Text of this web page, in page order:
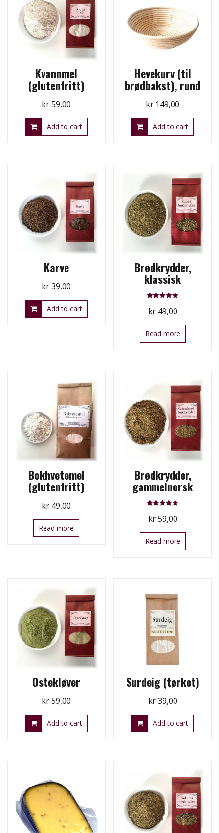
Kvannmel
(glutenfritt)
kr59,00
Add to cart
Hevekurv (til
brødbakst), rund
kr 149,00
Add to cart
Karve
kr39,00
Add to cart
Brødkrydder,
klassisk
5.00
out of 5
kr49,00
Read more
Bokhvetemel
(glutenfritt)
kr 49,00
Read more
Brødkrydder,
gammelnorsk
5.00
out of 5
kr59,00
Read more
Ostekløver
kr59,00
Add to cart
Surdeig (tørket)
kr39,00
Add to cart